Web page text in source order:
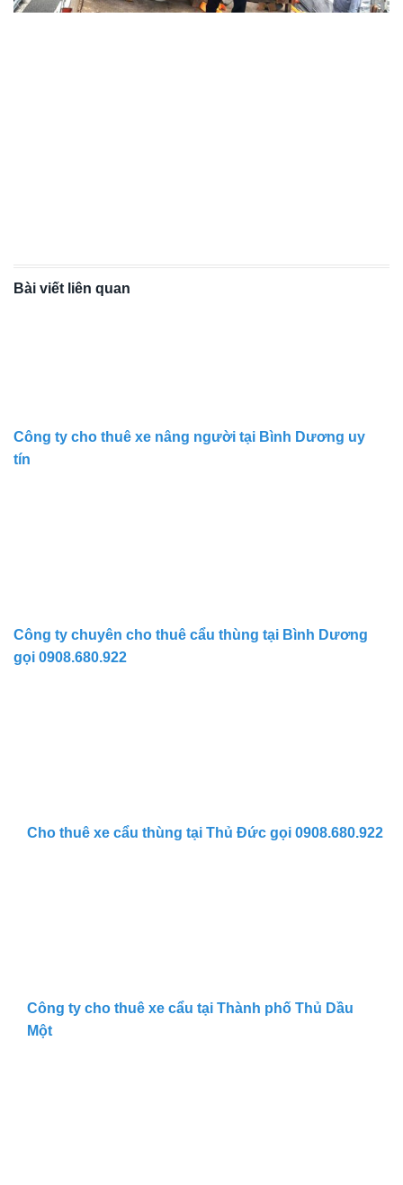
Bài viết liên quan
Công ty cho thuê xe nâng người tại Bình Dương uy
tín
Công ty chuyên cho thuê cẩu thùng tại Bình Dương
gọi 0908.680.922
Cho thuê xe cẩu thùng tại Thủ Đức gọi 0908.680.922
Công ty cho thuê xe cẩu tại Thành phố Thủ Dầu
Một